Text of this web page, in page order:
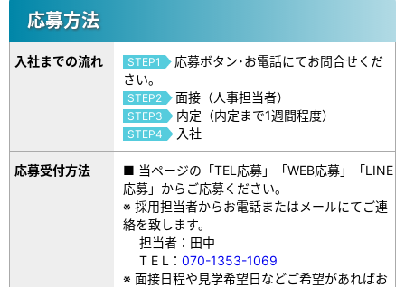
応募方法
入社までの流れ STEP1
応募ボタン･お電話にてお問合せくだ
さい。
STEP2 面接（人事担当者）
STEP3 内定（内定まで1週間程度）
STEP4 入社
応募受付方法
■ 当ページの「TEL応募」「WEB応募」「LINE
応募」からご応募ください。
※ 採用担当者からお電話またはメールにてご連
絡を致します。
担当者：田中
T E L：070-1353-1069
※ 面接日程や見学希望日などご希望があればお